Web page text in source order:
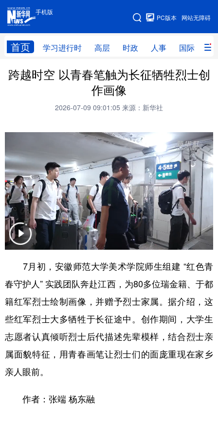
手机版
网站无障碍
PC版本
首页 学习进行时 高层 时政 人事 国际 财
手机版
网站地图
学习进行时 高层 时政 人事
全球连线
科技 科创 量子 体育
文化 健康 军事
访谈 图片 政务
法律 中央文件 金融 汽车
食品 人居 信息化 数字经济
学术中国 乡村振兴 银龄 溯源中国
彩票 娱乐 时尚 悦读
公益 一带一路 亚太网 上市公司
文化产业
地方频道
北京
辽宁 吉林
跨越时空 以青春笔触为长征牺牲烈士创
作画像
2026-07-09 09:01:05 来源：新华社
7月初，安徽师范大学美术学院师生组建 “红色青
春守护人” 实践团队奔赴江西，为80多位瑞金籍、于都
籍红军烈士绘制画像，并赠予烈士家属。据介绍，这
些红军烈士大多牺牲于长征途中。创作期间，大学生
志愿者认真倾听烈士后代描述先辈模样，结合烈士亲
属面貌特征，用青春画笔让烈士们的面庞重现在家乡
亲人眼前。
作者：张端 杨东融